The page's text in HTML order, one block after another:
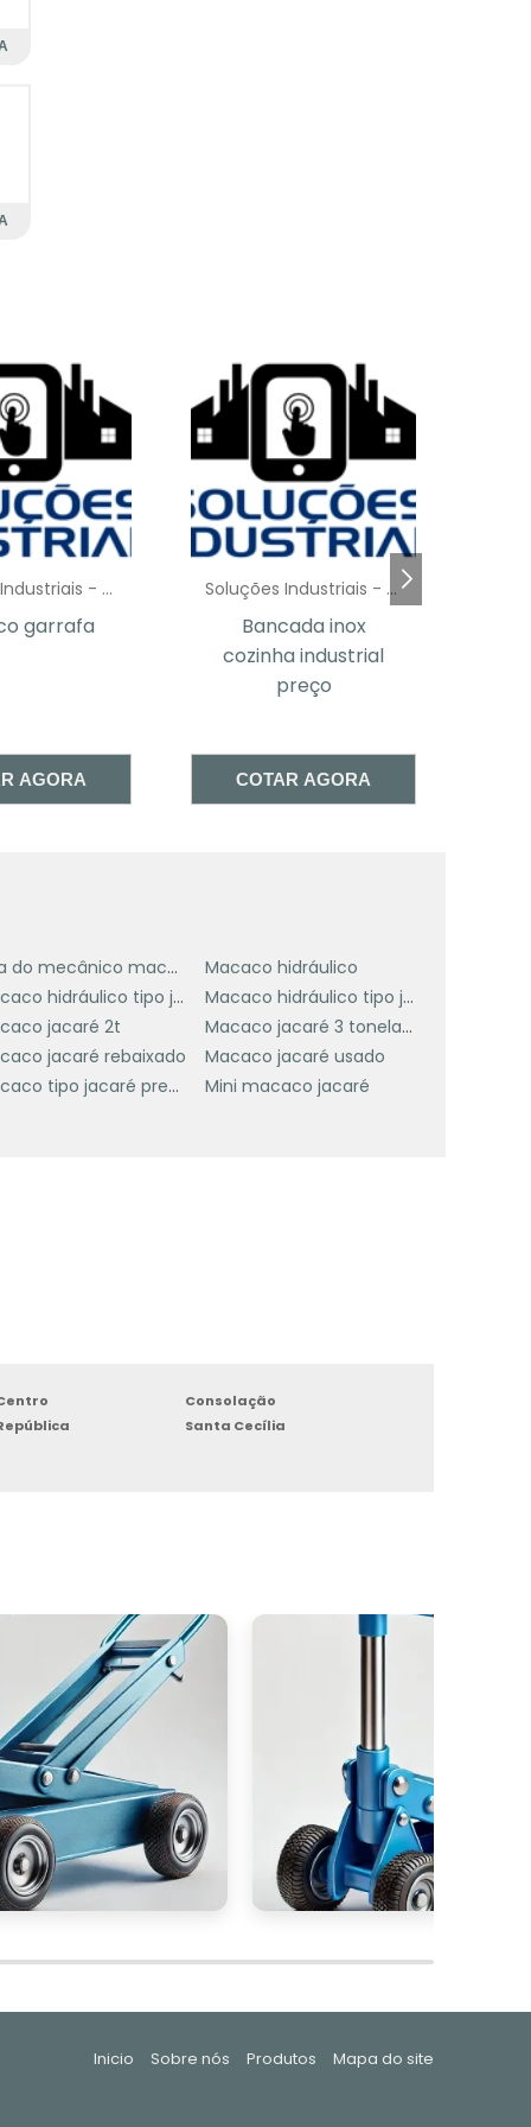
Soluções Industriais - AC
inox
AGORA
Soluções Industriais - AC
Bancada industrial
de aço
COTAR AGORA
Loja do mecânico macaco jacaré
Macaco hidráulico
Macaco hidráulico tipo jacaré 2t
Macaco hidráulico tipo jacaré 5 toneladas
jacaré 2t
Macaco jacaré 3 toneladas
jacaré rebaixado
Macaco jacaré usado
Macaco tipo jacaré preço
Mini macaco jacaré
Consolação
Santa Cecília
Inicio Sobre nós Produtos Mapa do site